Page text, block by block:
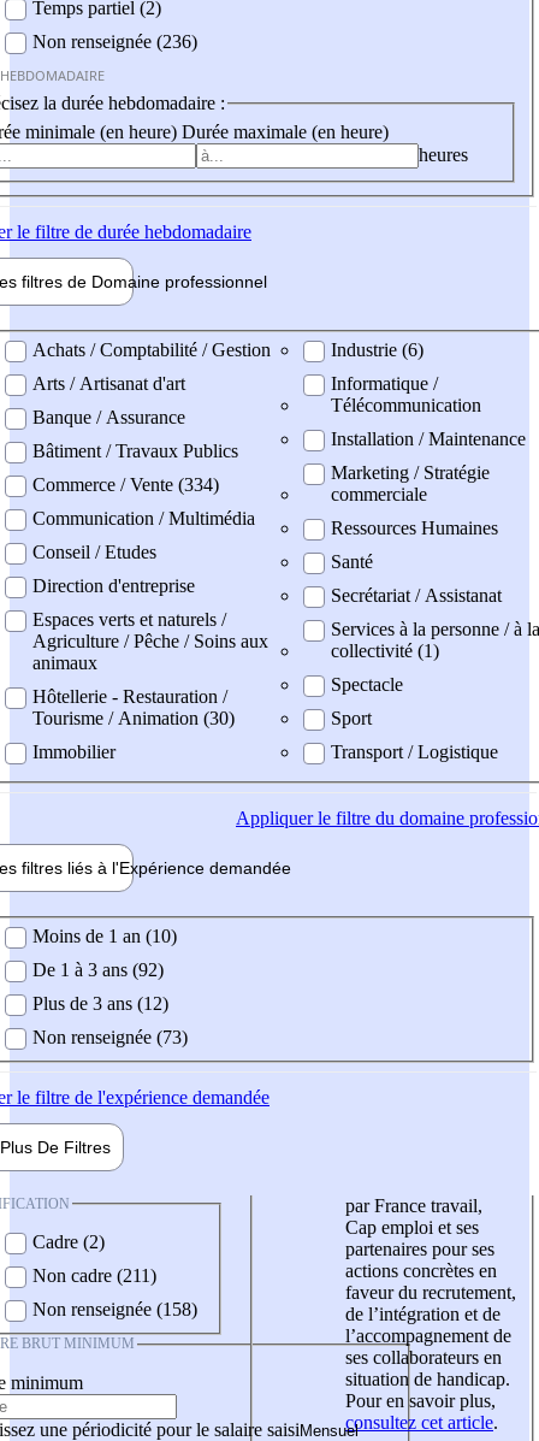
Temps partiel (2)
Non renseignée (236)
la durée hebdomadaire :
minimale (en heure) Durée maximale (en heure)
heures
le filtre de durée hebdomadaire
filtres de Domaine professionnel
professionel
Achats / Comptabilité / Gestion
Arts / Artisanat d'art
Banque / Assurance
Bâtiment / Travaux Publics
Commerce / Vente (334)
Communication / Multimédia
Conseil / Etudes
Direction d'entreprise
Espaces verts et naturels /
Agriculture / Pêche / Soins aux
animaux
Hôtellerie - Restauration /
Tourisme / Animation (30)
Immobilier
Industrie (6)
Informatique /
Télécommunication
Installation / Maintenance
Marketing / Stratégie
commerciale
Ressources Humaines
Santé
Secrétariat / Assistanat
Services à la personne / à la
collectivité (1)
Spectacle
Sport
Transport / Logistique
Appliquerle filtre du domaine
filtres liés à l'Expérience demandée
demandée
Moins de 1 an (10)
De 1 à 3 ans (92)
Plus de 3 ans (12)
Non renseignée (73)
le filtre de l'expérience demandée
Plus De Filtres
Cadre (2)
Non cadre (211)
Non renseignée (158)
BRUT MINIMUM
minimum
une périodicité pour le salaire saisi
par France travail,
Cap emploi et ses
partenaires pour ses
actions concrètes en
faveur du recrutement,
de l’intégration et de
l’accompagnement de
ses collaborateurs en
situation de handicap.
Pour en savoir plus,
consultez cet article.